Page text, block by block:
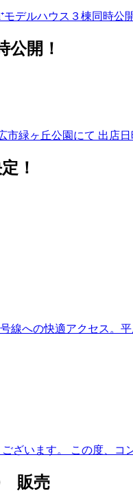
モデルハウス３棟同時公
開！
市緑ヶ丘公園にて 出店
！
線への快適アクセス。
ざいます。 この度、
販売